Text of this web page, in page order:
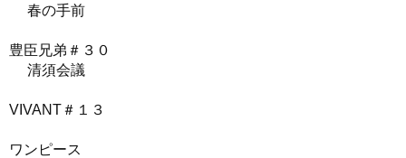
春の手前
豊臣兄弟＃３０
清須会議
VIVANT＃１３
ワンピース